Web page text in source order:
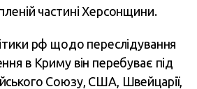
частині Херсонщини.
рф щодо переслідування
в Криму він перебуває під
Союзу, США, Швейцарії,